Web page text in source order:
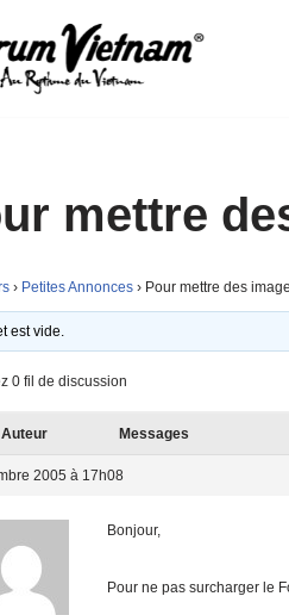
mettre
› Petites Annonces › Pour mettre des
est vide.
0 fil de discussion
Auteur Messages
2005 à 17h08
Bonjour,
Pour ne pas surcharger le